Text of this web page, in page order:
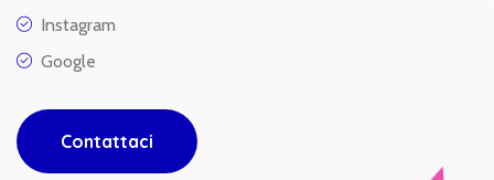
Instagram
Google
Contattaci